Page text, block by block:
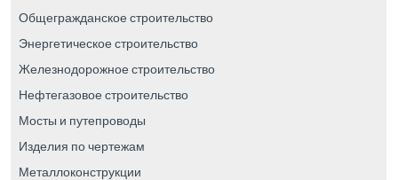
Общегражданское строительство
Энергетическое строительство
Железнодорожное строительство
Нефтегазовое строительство
Мосты и путепроводы
Изделия по чертежам
Металлоконструкции